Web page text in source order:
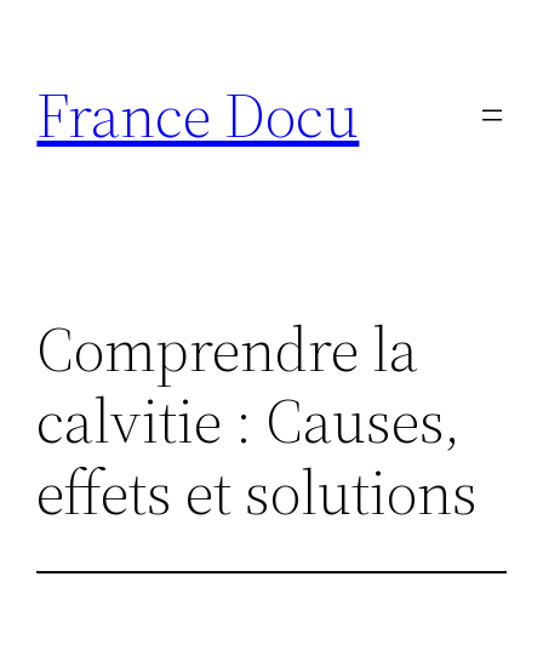
contenu
France Docu
Comprendre la
calvitie : Causes,
effets et solutions